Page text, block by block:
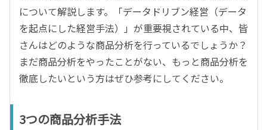
について解説します。「データドリブン経営（データ
を起点にした経営手法）」が重要視されている中、皆
さんはどのような商品分析を行っているでしょうか？
まだ商品分析をやったことがない、もっと商品分析を
徹底したいという方はぜひ参考にしてください。
3つの商品分析手法